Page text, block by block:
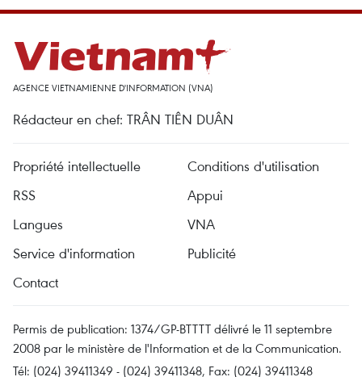
AGENCE VIETNAMIENNE D'INFORMATION (VNA)
Rédacteur en chef: TRÂN TIÊN DUÂN
Propriété intellectuelle
Conditions d'utilisation
RSS
Appui
Langues
VNA
Service d'information
Publicité
Contact
Permis de publication: 1374/GP-BTTTT délivré le 11 septembre
2008 par le ministère de l'Information et de la Communication.
Tél: (024) 39411349 - (024) 39411348, Fax: (024) 39411348